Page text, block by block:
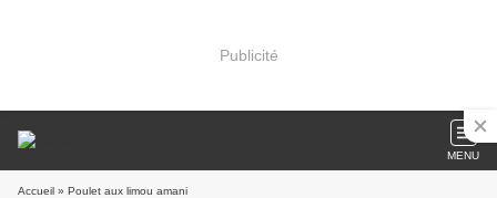
Publicité
MENU
Accueil » Poulet aux limou amani